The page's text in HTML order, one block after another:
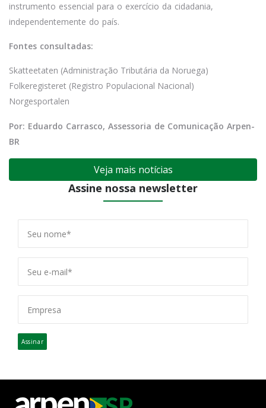
instrumento essencial para o exercício da cidadania,
independentemente do país.
Fontes consultadas:
Skatteetaten (Administração Tributária da Noruega)
Folkeregisteret (Registro Populacional Nacional)
Norgesportalen
Por: Eduardo Carrasco, Assessoria de Comunicação Arpen-
BR
Veja mais notícias
Assine nossa newsletter
Assinar